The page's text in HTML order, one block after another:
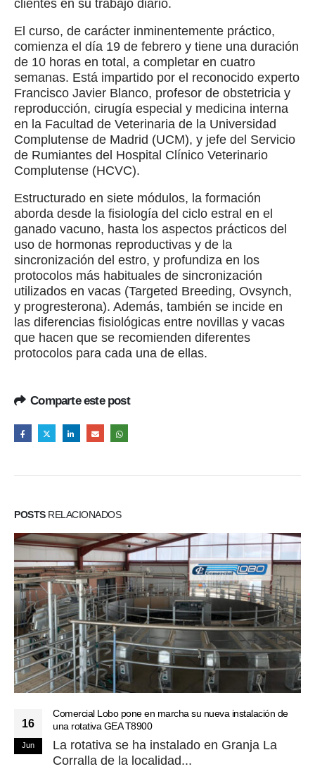
clientes en su trabajo diario.
El curso, de carácter inminentemente práctico,
comienza el día 19 de febrero y tiene una duración
de 10 horas en total, a completar en cuatro
semanas. Está impartido por el reconocido experto
Francisco Javier Blanco, profesor de obstetricia y
reproducción, cirugía especial y medicina interna
en la Facultad de Veterinaria de la Universidad
Complutense de Madrid (UCM), y jefe del Servicio
de Rumiantes del Hospital Clínico Veterinario
Complutense (HCVC).
Estructurado en siete módulos, la formación
aborda desde la fisiología del ciclo estral en el
ganado vacuno, hasta los aspectos prácticos del
uso de hormonas reproductivas y de la
sincronización del estro, y profundiza en los
protocolos más habituales de sincronización
utilizados en vacas (Targeted Breeding, Ovsynch,
y progresterona). Además, también se incide en
las diferencias fisiológicas entre novillas y vacas
que hacen que se recomienden diferentes
protocolos para cada una de ellas.
Comparte este post
POSTSRELACIONADOS
16
Jun
Comercial Lobo pone en marcha su nueva instalación de
una rotativa GEA T8900
La rotativa se ha instalado en Granja La
Corralla de la localidad...